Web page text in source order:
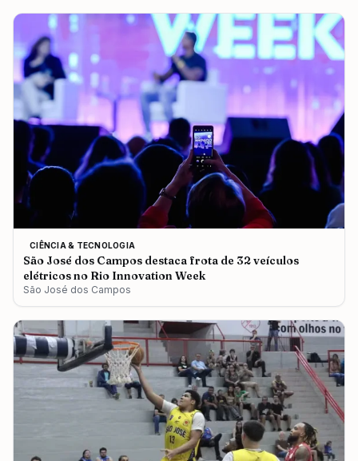
CIÊNCIA & TECNOLOGIA
São José dos Campos destaca frota de 32 veículos
elétricos no Rio Innovation Week
São José dos Campos